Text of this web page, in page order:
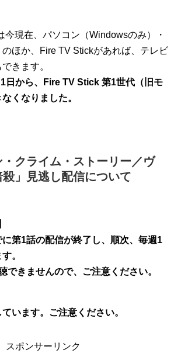
今現在、パソコン（Windowsのみ）・
ほか、Fire TV Stickがあれば、テレビ
きます。
日から、Fire TV Stick 第1世代（旧モ
くなりました。
・クライム・ストーリー／ヴ
殺」見逃し配信について
に第1話の配信が終了し、順次、毎週1
。
できませんので、ご注意ください。
います。ご注意ください。
スポンサーリンク